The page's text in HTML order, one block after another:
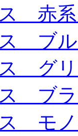
赤
ブ
グ
ブ
モ